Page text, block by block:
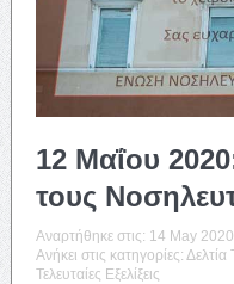
12 Μαΐου
τους
Αναρτήθηκε στις: 14 May 2020
Ανήκει στις κατηγορίες:
Τελευταίες Εξελίξεις